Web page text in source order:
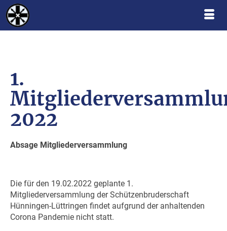
1.
2022
Absage Mitgliederversammlung
Die für den 19.02.2022 geplante 1.
Mitgliederversammlung der Schützenbruderschaft
Hünningen-Lüttringen findet aufgrund der anhaltenden
Corona Pandemie nicht statt.